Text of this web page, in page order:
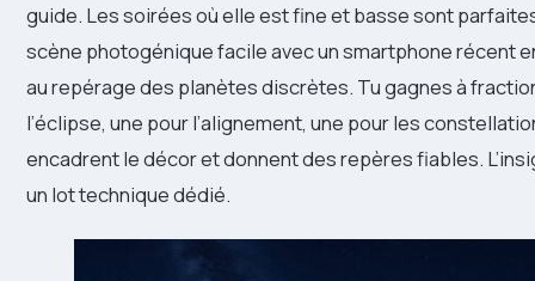
guide. Les soirées où elle est fine et basse sont
scène photogénique facile avec un smartphone récent
au repérage des planètes discrètes. Tu gagnes à
l’éclipse, une pour l’alignement, une pour les
encadrent le décor et donnent des repères fiables.
un lot technique dédié.